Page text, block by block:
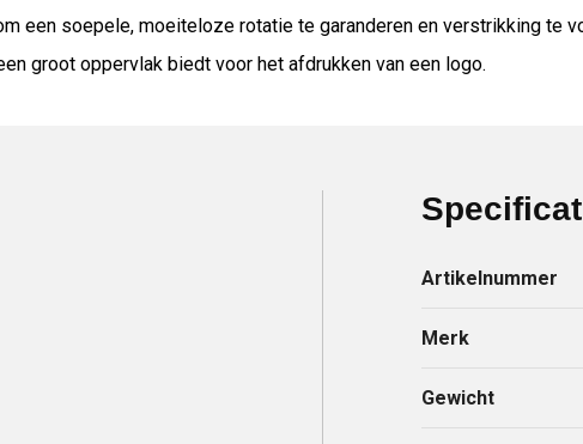
een soepele, moeiteloze rotatie te garanderen en verstrikking te
groot oppervlak biedt voor het afdrukken van een logo.
Artikelnummer
Merk
Gewicht